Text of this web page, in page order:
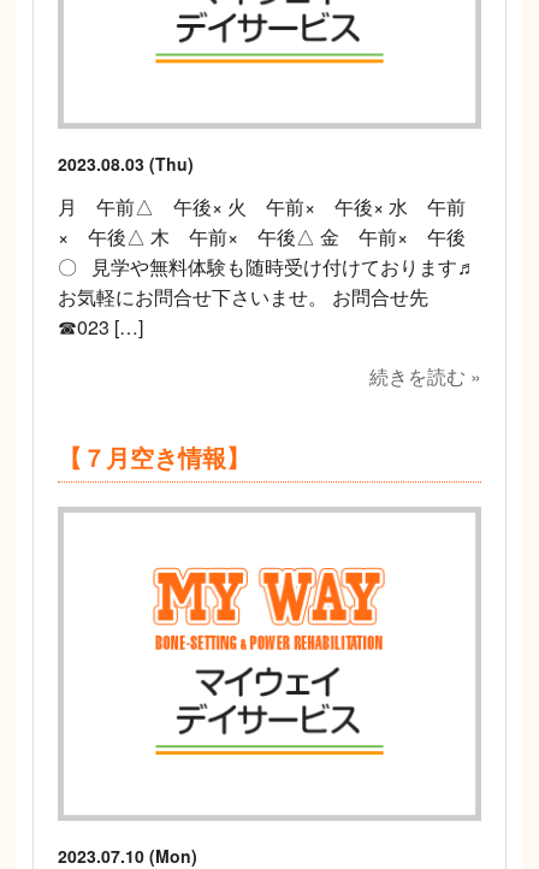
2023.08.03 (Thu)
月 午前△ 午後× 火 午前× 午後× 水 午前
× 午後△ 木 午前× 午後△ 金 午前× 午後
〇 見学や無料体験も随時受け付けております♬
お気軽にお問合せ下さいませ。 お問合せ先
☎023 […]
続きを読む »
【７月空き情報】
2023.07.10 (Mon)